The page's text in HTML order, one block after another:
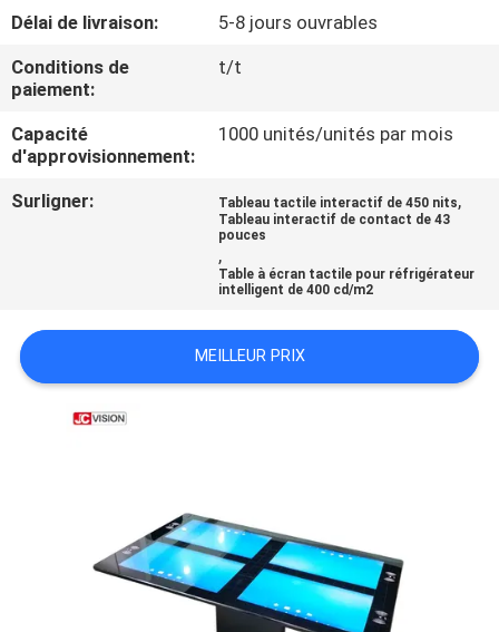
CONTRÔLE
DE
LA
QUALITÉ
ACTUALITÉS
DEMANDEZ
UN DEVIS
Délai de livraison:
5-8 jours ouvrables
Conditions de
paiement:
t/t
Capacité
d'approvisionnement:
1000 unités/unités par mois
Surligner: Tableau tactile interactif de 450 nits,
Tableau interactif de contact de 43
pouces
,
Table à écran tactile pour réfrigérateur
intelligent de 400 cd/m2
MEILLEUR PRIX